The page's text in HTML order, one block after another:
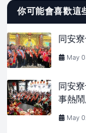
你可能會喜歡這
同安
May
同安
事熱
May